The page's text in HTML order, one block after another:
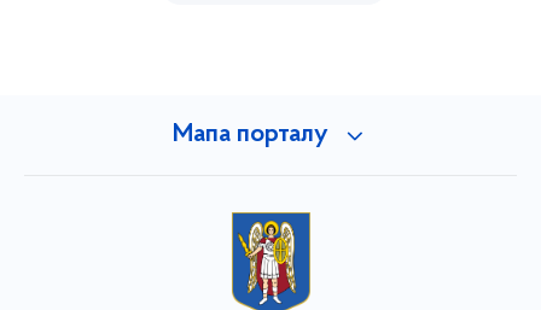
Мапа порталу